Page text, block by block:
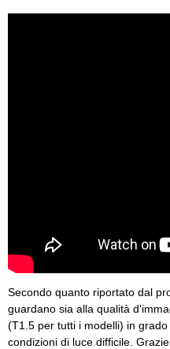
Secondo quanto riportato dal
guardano sia alla qualità
(T1.5 per tutti i modelli) in
condizioni di luce difficile.